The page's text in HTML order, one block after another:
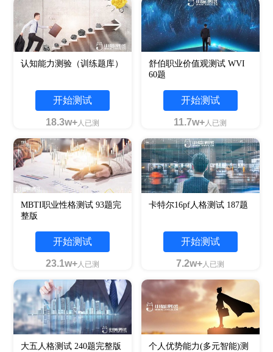
认知能力测验（训练题库）
开始测试
18.3w+人已测
舒伯职业价值观测试 WVI
60题
开始测试
11.7w+人已测
MBTI职业性格测试 93题完
整版
开始测试
23.1w+人已测
卡特尔16pf人格测试 187题
开始测试
7.2w+人已测
大五人格测试 240题完整版
个人优势能力(多元智能)测